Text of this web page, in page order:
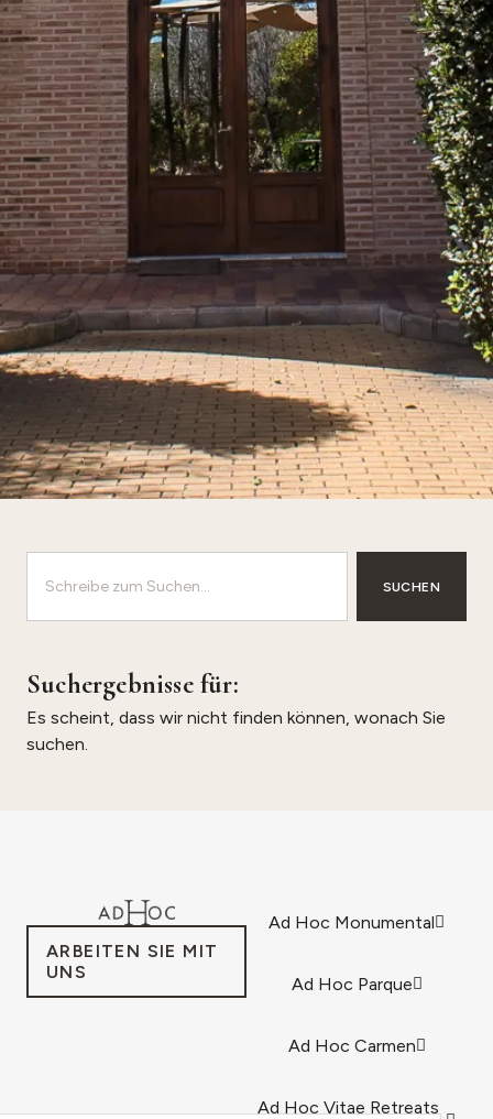
SUCHEN
Suchergebnisse für:
Es scheint, dass wir nicht finden können, wonach Sie
suchen.
Ad Hoc Monumental
Ad Hoc Parque
Ad Hoc Carmen
Ad Hoc Vitae Retreats
ARBEITEN SIE MIT
UNS